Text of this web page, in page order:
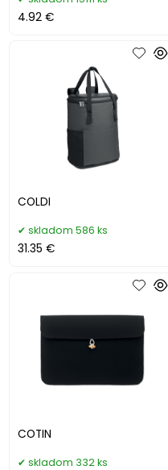
4.92 €
COLDI
skladom 586 ks
31.35 €
COTIN
skladom 332 ks